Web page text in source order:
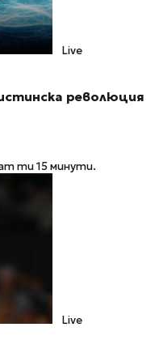
Live
революция
ти 15 минути.
Live